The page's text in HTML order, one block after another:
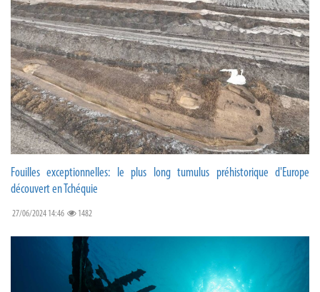
Fouilles exceptionnelles: le plus long tumulus préhistorique d'Europe
découvert en Tchéquie
27/06/2024 14:46 1482